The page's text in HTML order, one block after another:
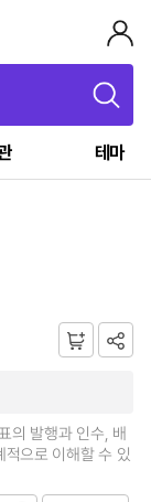
테마
의 발행과 인수, 배
으로 이해할 수 있